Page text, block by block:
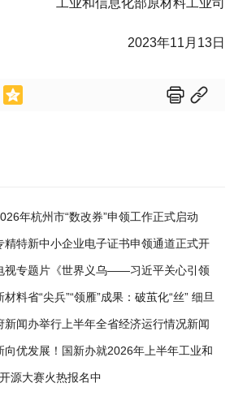
2023年11月13日
  
年杭州市“数改券”申领工作正式启动
精特新中小企业电子证书申领通道正式开
视专题片《世界义乌——习近平关心引领
材料省“尖兵”“领雁”成果：破茧化“丝” 细旦
新闻办举行上半年全省经济运行情况新闻
向优发展！国新办就2026年上半年工业和
发布会
源大赛火热报名中